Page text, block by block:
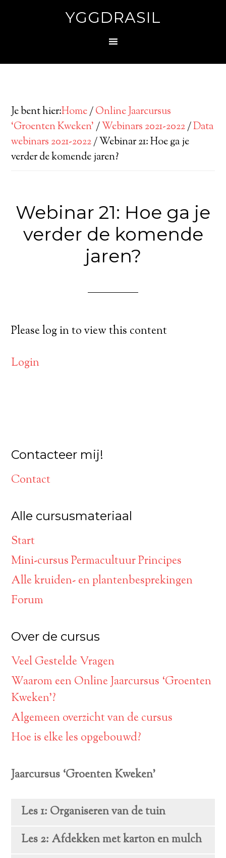
YGGDRASIL
Je bent hier:Home/Online Jaarcursus
‘Groenten Kweken’/Webinars 2021-2022/Data
webinars 2021-2022/Webinar 21: Hoe ga je
verder de komende jaren?
Webinar 21: Hoe ga je
verder de komende
jaren?
Please log in to view this content
Login
Contacteer mij!
Contact
Alle cursusmateriaal
Start
Mini-cursus Permacultuur Principes
Alle kruiden- en plantenbesprekingen
Forum
Over de cursus
Veel Gestelde Vragen
Waarom een Online Jaarcursus ‘Groenten
Kweken’?
Algemeen overzicht van de cursus
Hoe is elke les opgebouwd?
Jaarcursus ‘Groenten Kweken’
Les 1: Organiseren van de tuin
Les 2: Afdekken met karton en mulch